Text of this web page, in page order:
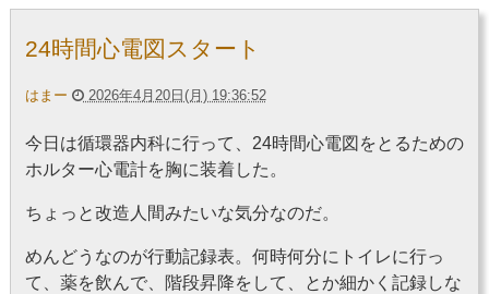
24時間心電図スタート
はまー 2026年4月20日(月) 19:36:52
今日は循環器内科に行って、24時間心電図をとるための
ホルター心電計を胸に装着した。
ちょっと改造人間みたいな気分なのだ。
めんどうなのが行動記録表。何時何分にトイレに行っ
て、薬を飲んで、階段昇降をして、とか細かく記録しな